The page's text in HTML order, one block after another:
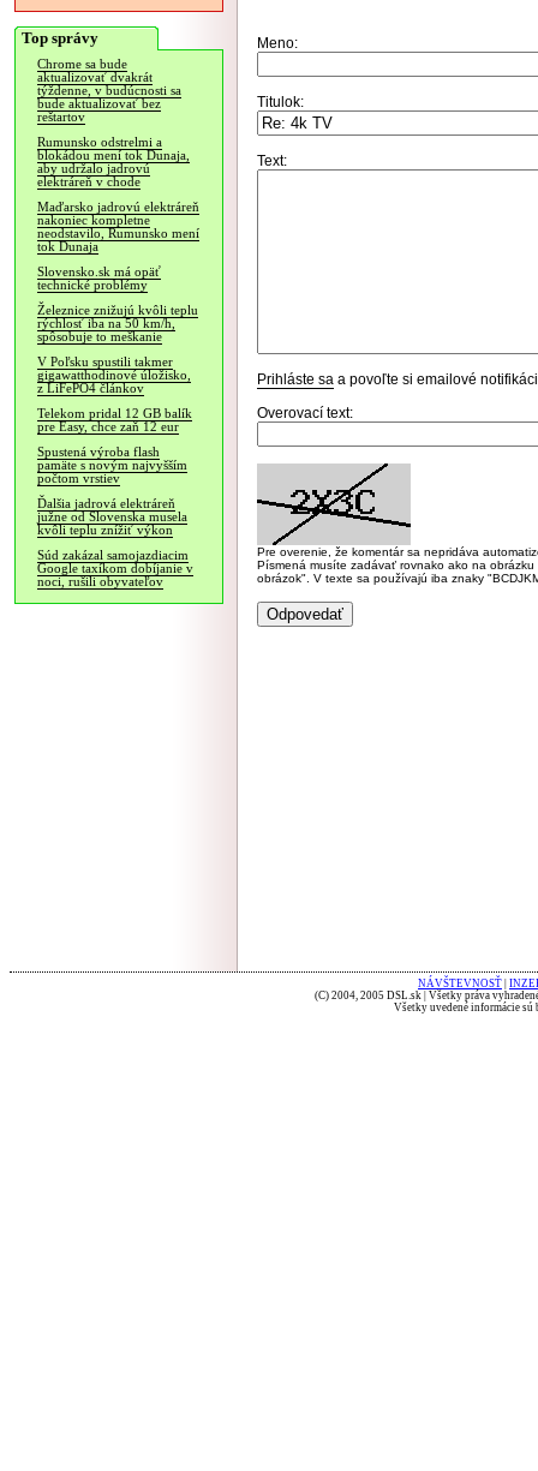
Top správy
Chrome sa bude
aktualizovať dvakrát
týždenne, v budúcnosti sa
bude aktualizovať bez
reštartov
Rumunsko odstrelmi a
blokádou mení tok Dunaja,
aby udržalo jadrovú
elektráreň v chode
Maďarsko jadrovú elektráreň
nakoniec kompletne
neodstavilo, Rumunsko mení
tok Dunaja
Slovensko.sk má opäť
technické problémy
Železnice znižujú kvôli teplu
rýchlosť iba na 50 km/h,
spôsobuje to meškanie
V Poľsku spustili takmer
gigawatthodinové úložisko,
z LiFePO4 článkov
Telekom pridal 12 GB balík
pre Easy, chce zaň 12 eur
Spustená výroba flash
pamäte s novým najvyšším
počtom vrstiev
Ďalšia jadrová elektráreň
južne od Slovenska musela
kvôli teplu znížiť výkon
Súd zakázal samojazdiacim
Google taxíkom dobíjanie v
noci, rušili obyvateľov
Meno:
Titulok:
Text:
Prihláste sa a povoľte si emailové
Overovací text:
Pre overenie, že komentár sa nepridáva
Písmená musíte zadávať rovnako ako na
obrázok". V texte sa používajú iba znaky
NÁVŠTEVNOSŤ
(C) 2004, 2005 DSL.sk | Všetky práva
Všetky uvedené informácie sú